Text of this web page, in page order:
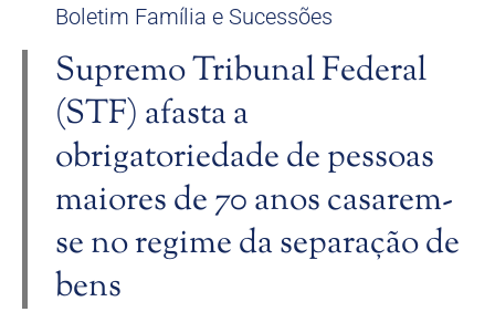
Boletim Família e Sucessões
Supremo Tribunal Federal
(STF) afasta a
obrigatoriedade de pessoas
maiores de 70 anos casarem-
se no regime da separação de
bens